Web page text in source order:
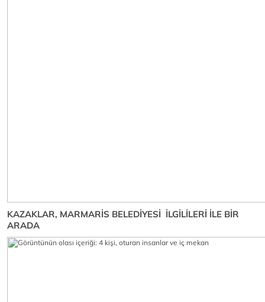
KAZAKLAR, MARMARİS BELEDİYESİ İLGİLİLERİ İLE BİR
ARADA